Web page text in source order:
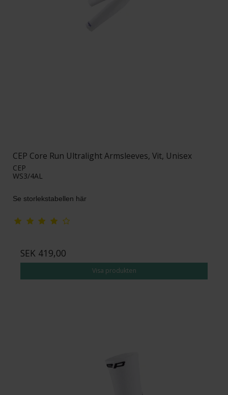
CEP Core Run Ultralight Armsleeves, Vit, Unisex
CEP
WS3/4AL
Se storlekstabellen här
SEK 419,00
Visa produkten